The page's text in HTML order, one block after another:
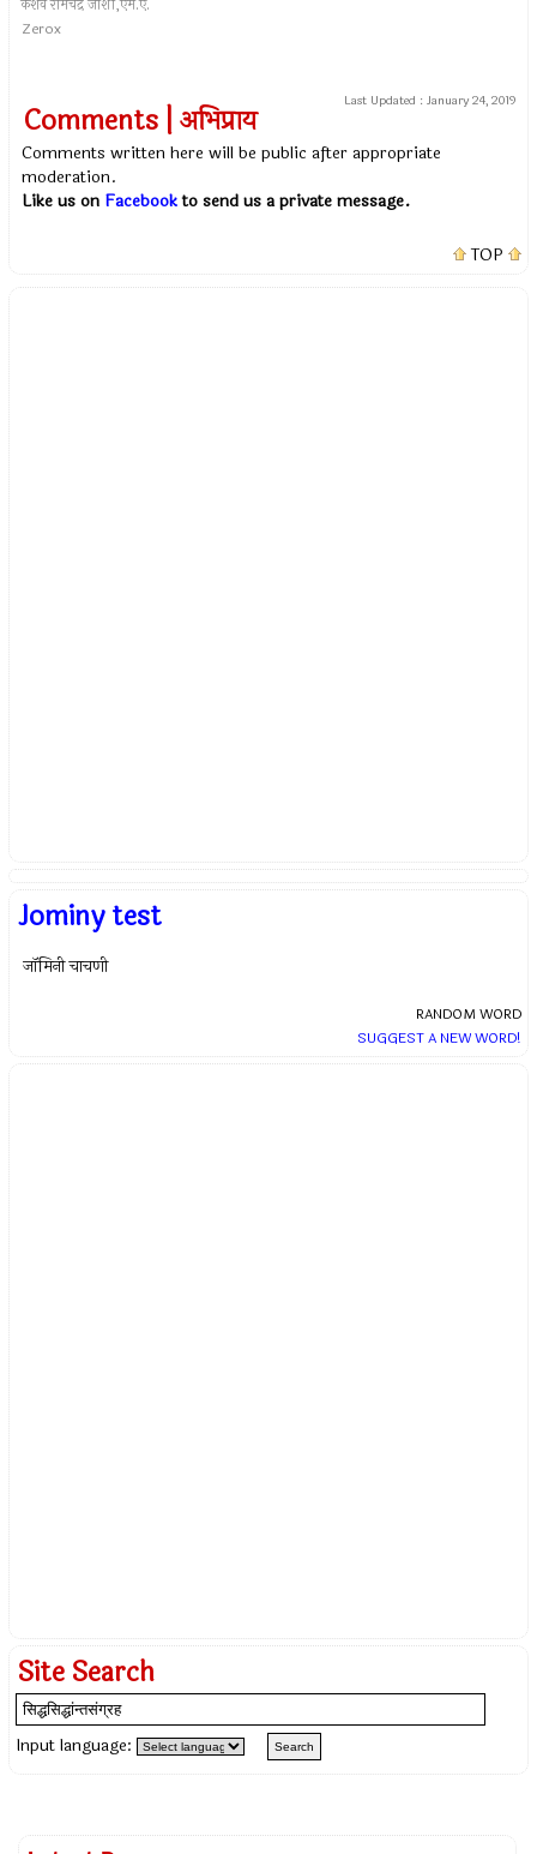
केशव रामचंद्र जोशी,एम.ए.
Zerox
Last Updated : January 24, 2019
Comments | अभिप्राय
Comments written here will be public after appropriate
moderation.
Like us on Facebookto send us a private message.
TOP
Jominy test
जॉमिनी चाचणी
RANDOM WORD
SUGGEST A NEW WORD!
Site Search
Input language: